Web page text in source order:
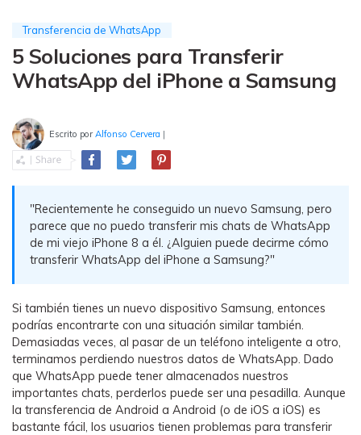
WhatsApp y archivos entre dispositivos
iOS y Android.
WhatsApp.
Transferencia de WhatsApp
5 Soluciones para Transferir
WhatsApp del iPhone a Samsung
Escrito porAlfonso Cervera |
"Recientemente he conseguido un nuevo Samsung, pero
parece que no puedo transferir mis chats de WhatsApp
de mi viejo iPhone 8 a él. ¿Alguien puede decirme cómo
transferir WhatsApp del iPhone a Samsung?"
Si también tienes un nuevo dispositivo Samsung, entonces
podrías encontrarte con una situación similar también.
Demasiadas veces, al pasar de un teléfono inteligente a otro,
terminamos perdiendo nuestros datos de WhatsApp. Dado
que WhatsApp puede tener almacenados nuestros
importantes chats, perderlos puede ser una pesadilla. Aunque
la transferencia de Android a Android (o de iOS a iOS) es
bastante fácil, los usuarios tienen problemas para transferir